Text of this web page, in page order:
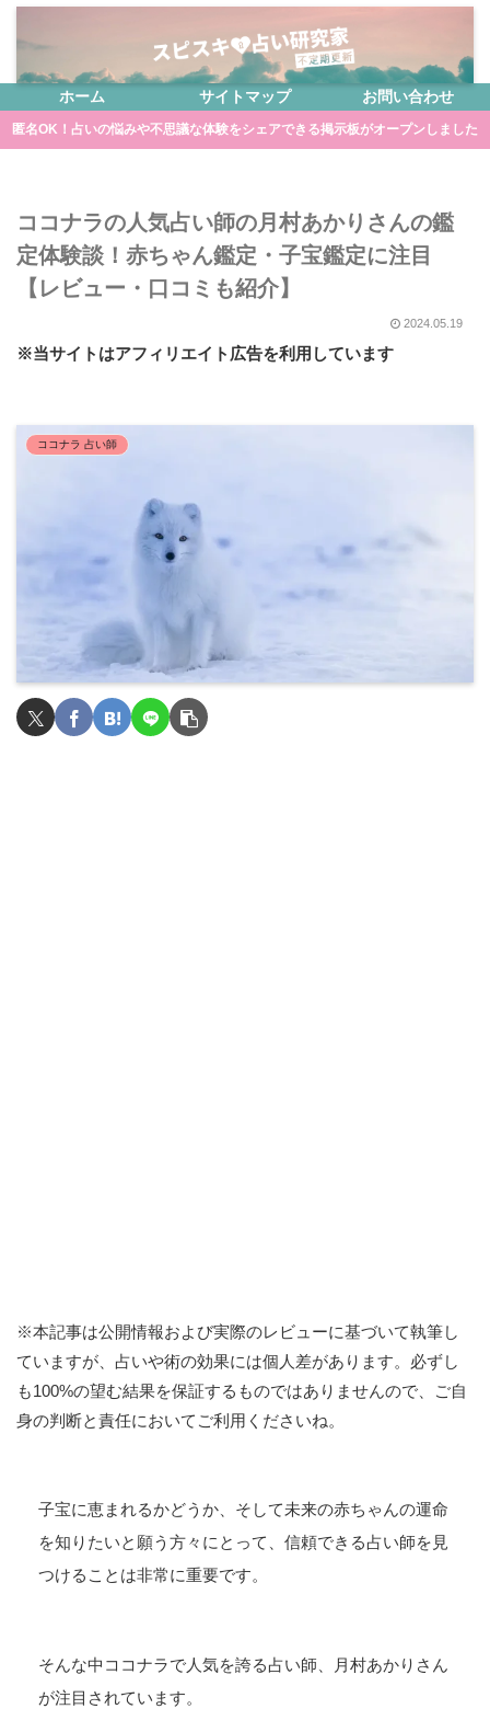
ホーム サイトマップ お問い合わせ
匿名OK！占いの悩みや不思議な体験をシェアできる掲示板がオープンしました
ココナラの人気占い師の月村あかりさんの鑑
定体験談！赤ちゃん鑑定・子宝鑑定に注目
【レビュー・口コミも紹介】
2024.05.19
※当サイトはアフィリエイト広告を利用しています
ココナラ 占い師
※本記事は公開情報および実際のレビューに基づいて執筆し
ていますが、占いや術の効果には個人差があります。必ずし
も100%の望む結果を保証するものではありませんので、ご自
身の判断と責任においてご利用くださいね。
子宝に恵まれるかどうか、そして未来の赤ちゃんの運命
を知りたいと願う方々にとって、信頼できる占い師を見
つけることは非常に重要です。
そんな中ココナラで人気を誇る占い師、月村あかりさん
が注目されています。